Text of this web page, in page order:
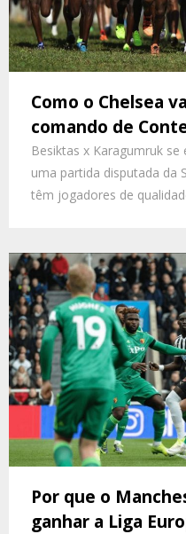
Como o Chelsea
comando de
Besiktas x Karagumruk
uma partida disputada da
têm jogadores de
Por que o
ganhar a Liga